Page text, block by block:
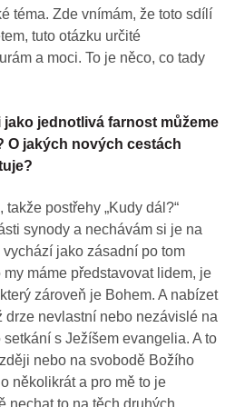
téma. Zde vnímám, že toto sdílí
tuto otázku určité
a moci. To je něco, co tady
jednotlivá farnost můžeme
O jakých nových cestách
postřehy „Kudy dál?“
synody a nechávám si je na
vychází jako zásadní po tom
máme představovat lidem, je
zároveň je Bohem. A nabízet
drze nevlastní nebo nezávislé na
s Ježíšem evangelia. A to
nebo na svobodě Božího
několikrát a pro mě to je